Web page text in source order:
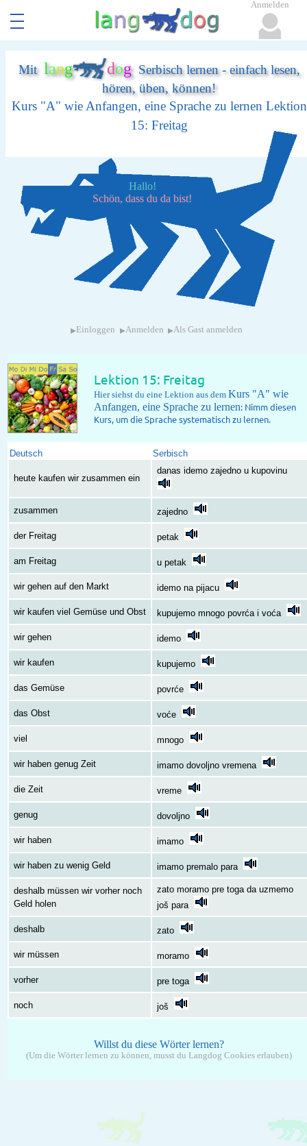
Mit lang dogSerbisch lernen - einfach lesen,
hören, üben, können!
Kurs "A" wie Anfangen, eine Sprache zu lernen Lektion
15: Freitag
Hallo!
Schön, dass du da bist!
▸ Einloggen ▸Anmelden ▸Als Gast anmelden
Lektion 15: Freitag
Hier siehst du eine Lektion aus dem Kurs "A" wie
Anfangen, eine Sprache zu lernen: Nimm diesen
Kurs, um die Sprache systematisch zu lernen.
Deutsch Serbisch
heute kaufen wir zusammen ein
danas idemo zajedno u kupovinu
zusammen zajedno
der Freitag petak
am Freitag u petak
wir gehen auf den Markt idemo na pijacu
wir kaufen viel Gemüse und Obst kupujemo mnogo povrća i voća
wir gehen idemo
wir kaufen kupujemo
das Gemüse povrće
das Obst voće
viel mnogo
wir haben genug Zeit imamo dovoljno vremena
die Zeit vreme
genug dovoljno
wir haben imamo
wir haben zu wenig Geld imamo premalo para
deshalb müssen wir vorher noch
Geld holen
zato moramo pre toga da uzmemo
još para
deshalb zato
wir müssen moramo
vorher pre toga
noch još
Willst du diese Wörter lernen?
(Um die Wörter lernen zu können, musst du Langdog Cookies erlauben)
Anmelden